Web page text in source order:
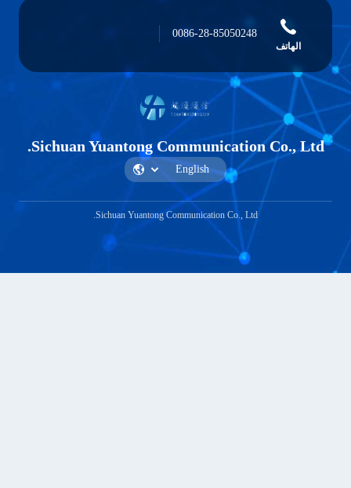
0086-28-
Sichuan Yuantong
Sichuan Yuantong Communication